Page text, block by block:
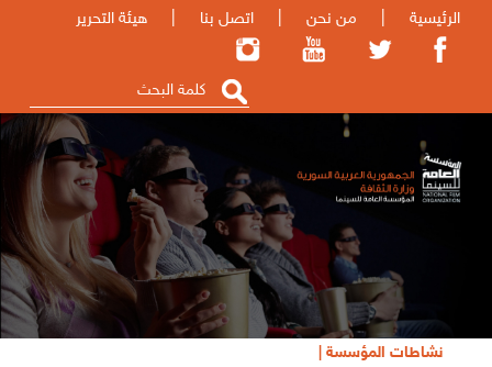
الرئيسية | من نحن | اتصل بنا | هيئة التحرير
نشاطات المؤسسة |